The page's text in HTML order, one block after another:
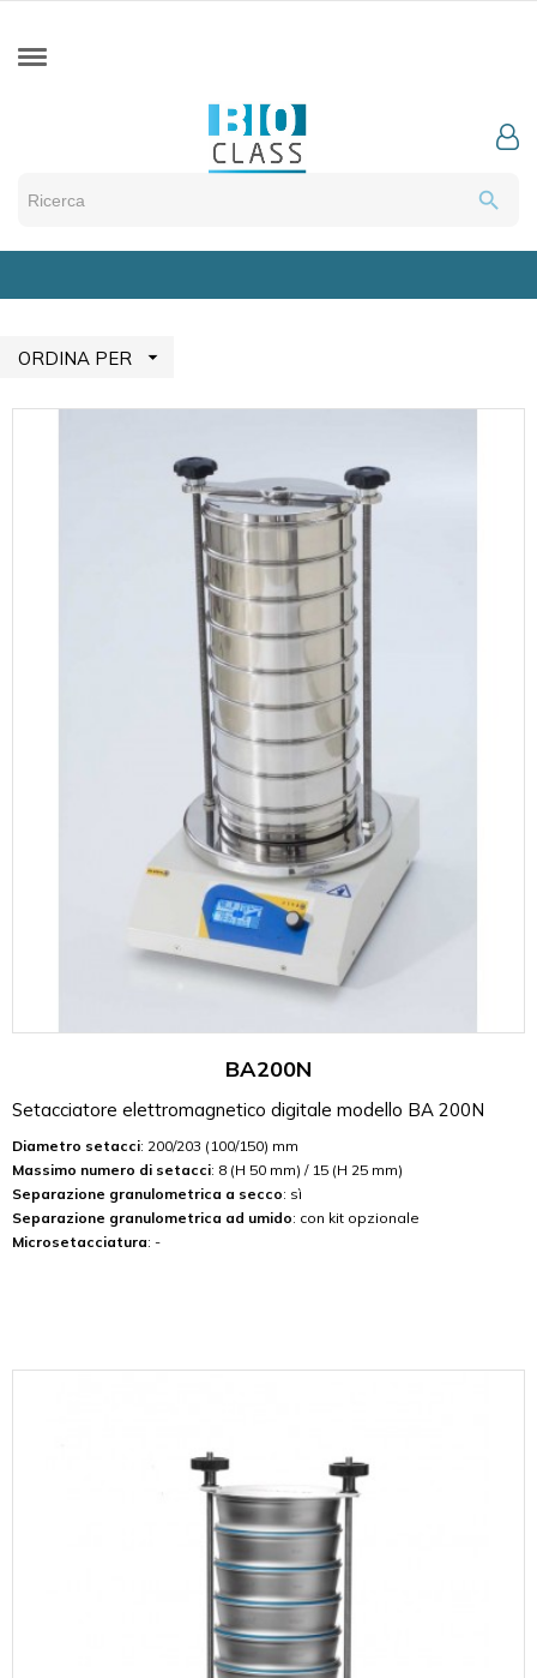
search
ORDINA PER 
BA200N
Setacciatore elettromagnetico digitale modello BA 200N
Diametro setacci: 200/203 (100/150) mm
Massimo numero di setacci: 8 (H 50 mm) / 15 (H 25 mm)
Separazione granulometrica a secco: sì
Separazione granulometrica ad umido: con kit opzionale
Microsetacciatura: -